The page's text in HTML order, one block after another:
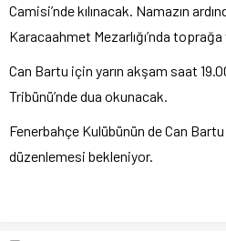
Camisi’nde kılınacak. Namazın
Karacaahmet Mezarlığı’nda toprağa
Can Bartu için yarın akşam saat
Tribünü’nde dua okunacak.
Fenerbahçe Kulübünün de Can
düzenlemesi bekleniyor.